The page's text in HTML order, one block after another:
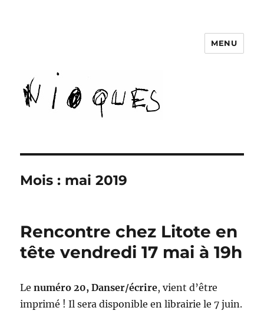
MENU
Mois : mai 2019
Rencontre chez Litote en
tête vendredi 17 mai à 19h
Lenuméro 20, Danser/écrire, vient d’être
imprimé ! Il sera disponible en librairie le 7 juin.